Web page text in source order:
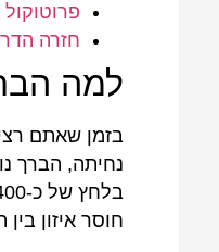
פרוטוקול
חזרה
למה
בזמן שאתם
בלחץ של כ-400 קילוגרם המופעל על המפרק בכל צעד.
חוסר איזון